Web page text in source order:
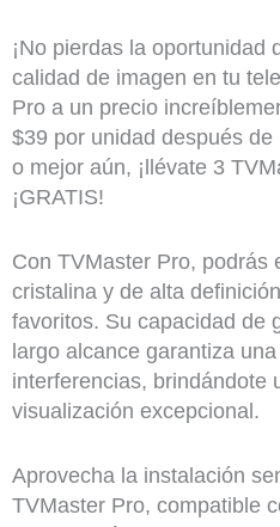
¡No pierdas la oportunidad
calidad de imagen en tu
Pro a un precio
$39 por unidad después
o mejor aún, ¡llévate 3
¡GRATIS!
Con TVMaster Pro, podrás
cristalina y de alta
favoritos. Su capacidad de
largo alcance garantiza
interferencias, brindándote
visualización excepcional.
Aprovecha la instalación
TVMaster Pro, compatible